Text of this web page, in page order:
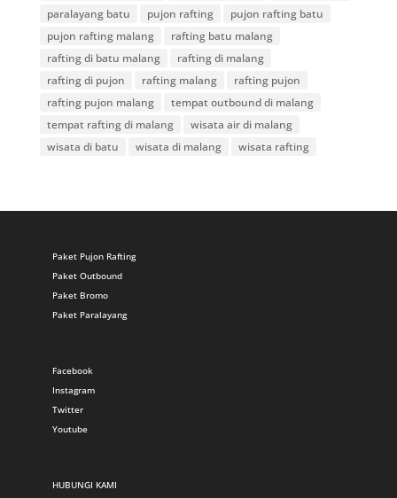
paralayang batu
pujon rafting
pujon rafting batu
pujon rafting malang
rafting batu malang
rafting di batu malang
rafting di malang
rafting di pujon
rafting malang
rafting pujon
rafting pujon malang
tempat outbound di malang
tempat rafting di malang
wisata air di malang
wisata di batu
wisata di malang wisata rafting
Paket Pujon Rafting
Paket Outbound
Paket Bromo
Paket Paralayang
Facebook
Instagram
Twitter
Youtube
HUBUNGI KAMI